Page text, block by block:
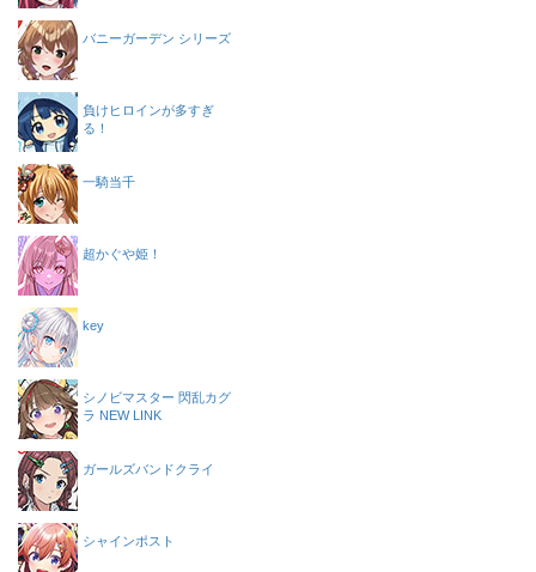
バニーガーデン シリーズ
負けヒロインが多すぎ
る！
一騎当千
超かぐや姫！
key
シノビマスター 閃乱カグ
ラ NEW LINK
ガールズバンドクライ
シャインポスト